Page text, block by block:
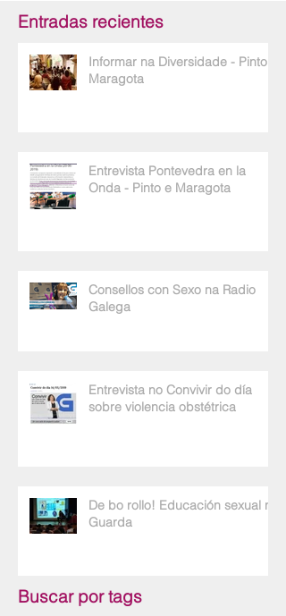
Entradas recientes
Informar na Diversidade - Pinto e
Maragota
Entrevista Pontevedra en la
Onda - Pinto e Maragota
Consellos con Sexo na Radio
Galega
Entrevista no Convivir do día
sobre violencia obstétrica
De bo rollo! Educación sexual na
Guarda
Buscar por tags